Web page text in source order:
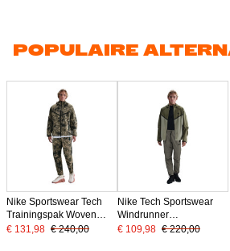
POPULAIRE
Nike Sportswear Tech
Trainingspak Woven
Full-Zip Camo
€ 131,98 € 240,00
Nike Tech Sportswear
Windrunner
Trainingspak Woven
€ 109,98 € 220,00